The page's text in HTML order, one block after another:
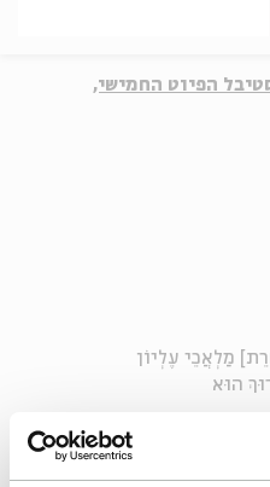
הפיוט החמישי,
מַלְאֲכֵי עֶלְיוֹן
הוּא
מַלְאֲכֵי עֶלְיוֹן
הוּא